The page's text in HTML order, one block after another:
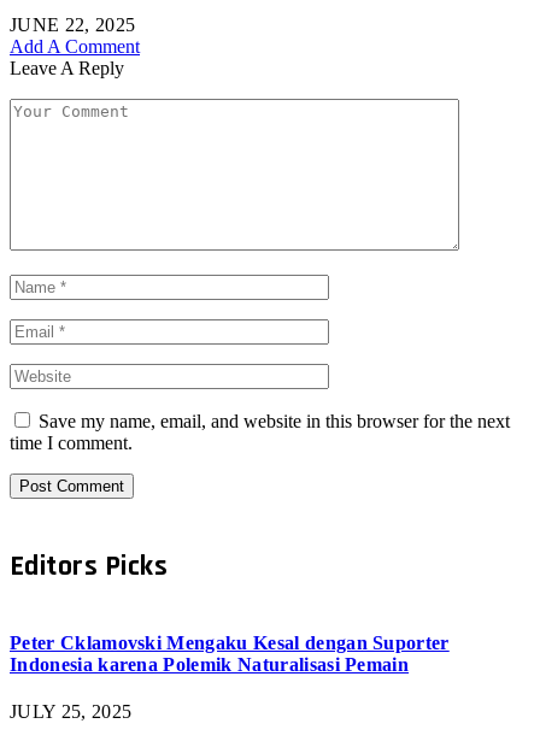
JUNE 22, 2025
Add A Comment
Leave A Reply
Save my name, email, and website in this browser for the next
time I comment.
Editors Picks
Peter Cklamovski Mengaku Kesal dengan Suporter
Indonesia karena Polemik Naturalisasi Pemain
JULY 25, 2025